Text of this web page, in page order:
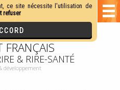
FRANÇAIS
& RIRE-SANTÉ
développement